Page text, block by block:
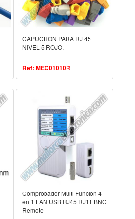
CAPUCHON PARA RJ 45
NIVEL 5 ROJO.
Ref: MEC01010R
Comprobador Multi Funcion 4
en 1 LAN USB RJ45 RJ11 BNC
Remote